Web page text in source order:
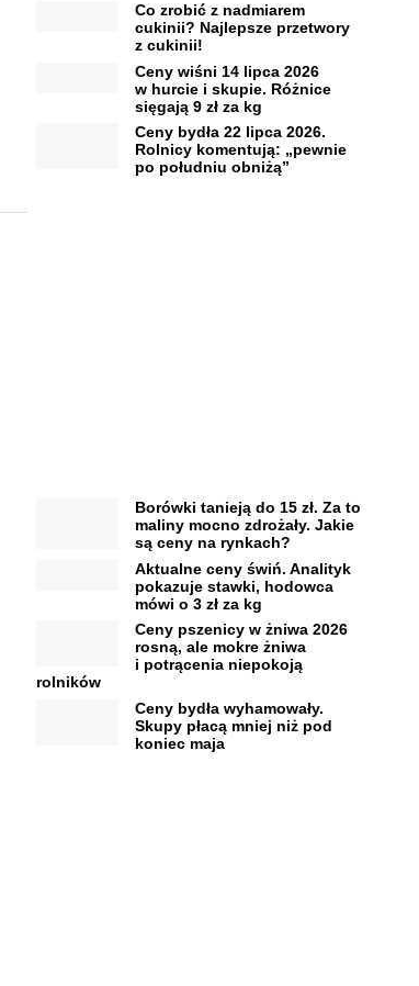
Co zrobić z nadmiarem
cukinii? Najlepsze przetwory
z cukinii!
Ceny wiśni 14 lipca 2026
w hurcie i skupie. Różnice
sięgają 9 zł za kg
Ceny bydła 22 lipca 2026.
Rolnicy komentują: „pewnie
po południu obniżą”
Borówki tanieją do 15 zł. Za to
maliny mocno zdrożały. Jakie
są ceny na rynkach?
Aktualne ceny świń. Analityk
pokazuje stawki, hodowca
mówi o 3 zł za kg
Ceny pszenicy w żniwa 2026
rosną, ale mokre żniwa
i potrącenia niepokoją
rolników
Ceny bydła wyhamowały.
Skupy płacą mniej niż pod
koniec maja